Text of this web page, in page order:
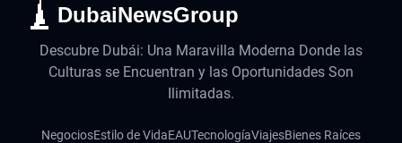
DubaiNewsGroup
Descubre Dubái: Una Maravilla Moderna Donde las
Culturas se Encuentran y las Oportunidades Son
Ilimitadas.
NegociosEstilo de VidaEAUTecnologíaViajesBienes Raíces